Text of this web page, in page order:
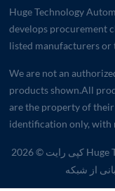
Huge Technology
develops procurement
listed manufacturers or
We are not an
products shown.All
are the property of
identification only,
کپی رایت © 2026 Huge Technology Automation Co.,Ltd تمامی حقوق